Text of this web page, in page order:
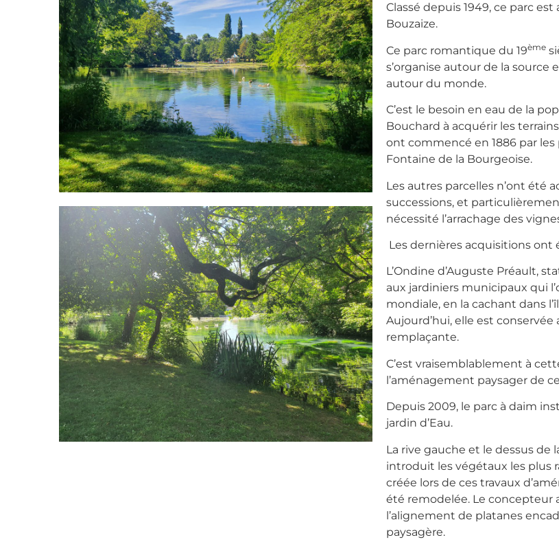
Classé depuis 1949, ce parc
Bouzaize.
Ce parc romantique du 19ème
s’organise autour de la
autour du monde.
C’est le besoin en eau de la
Bouchard à acquérir les
ont commencé en 1886 par
Fontaine de la Bourgeoise.
Les autres parcelles n’ont été
successions, et
nécessité l’arrachage des
Les dernières acquisitions ont
L’Ondine d’Auguste Préault,
aux jardiniers municipaux qui
mondiale, en la cachant dans
Aujourd’hui, elle est conservée
remplaçante.
C’est vraisemblablement à
l’aménagement paysager de
Depuis 2009, le parc à daim
jardin d’Eau.
La rive gauche et le dessus
introduit les végétaux les plus
créée lors de ces travaux
été remodelée. Le concepteur
l’alignement de platanes
paysagère.